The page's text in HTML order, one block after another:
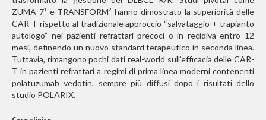
ZUMA-71 e TRANSFORM2 hanno dimostrato la superiorità delle
CAR-T rispetto al tradizionale approccio “salvataggio + trapianto
autologo” nei pazienti refrattari precoci o in recidiva entro 12
mesi, definendo un nuovo standard terapeutico in seconda linea.
Tuttavia, rimangono pochi dati real-world sull’efficacia delle CAR-
T in pazienti refrattari a regimi di prima linea moderni contenenti
polatuzumab vedotin, sempre più diffusi dopo i risultati dello
studio POLARIX.